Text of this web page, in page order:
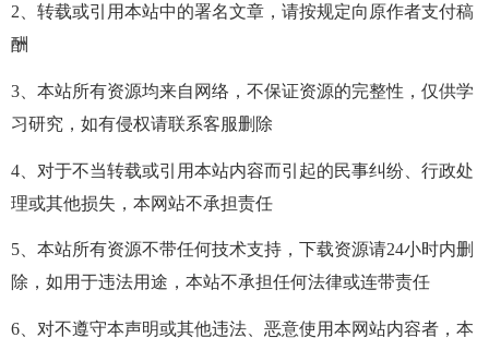
2、转载或引用本站中的署名文章，请按规定向原作者支付稿
酬
3、本站所有资源均来自网络，不保证资源的完整性，仅供学
习研究，如有侵权请联系客服删除
4、对于不当转载或引用本站内容而引起的民事纠纷、行政处
理或其他损失，本网站不承担责任
5、本站所有资源不带任何技术支持，下载资源请24小时内删
除，如用于违法用途，本站不承担任何法律或连带责任
6、对不遵守本声明或其他违法、恶意使用本网站内容者，本